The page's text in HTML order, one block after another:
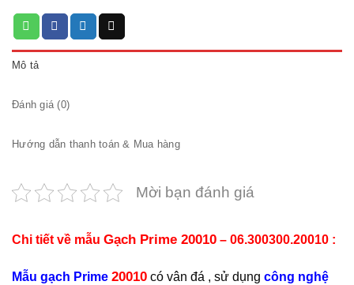
Mô tả
Đánh giá (0)
Hướng dẫn thanh toán & Mua hàng
Mời bạn đánh giá
Chi tiết về mẫu Gạch Prime 20010 – 06.300300.20010 :
Mẫu gạch Prime 20010 có vân đá , sử dụng công nghệ